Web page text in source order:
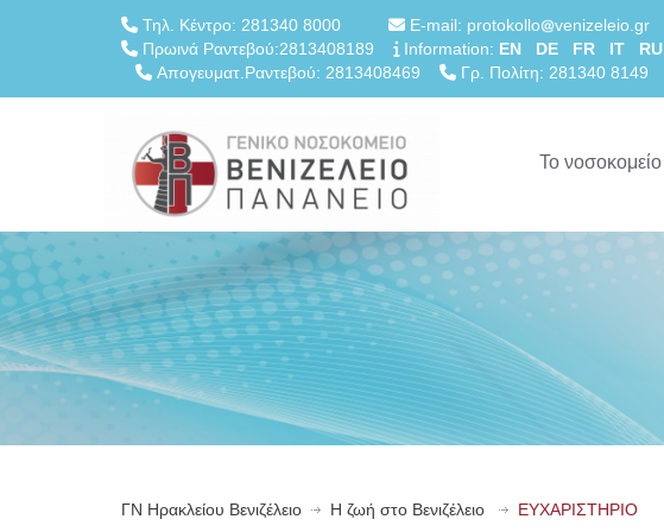
Τηλ. Κέντρο: 281340 8000 E-mail: protokollo
venizeleio.gr
Πρωινά Ραντεβού:2813408189
Information: EN DE FR IT
RU
Απογευματ.Ραντεβού: 2813408469
Γρ. Πολίτη: 281340 8149
Το νοσοκομείο
ΓN Ηρακλείου Βενιζέλειο Η ζωή στο Βενιζέλειο ΕΥΧΑΡΙΣΤΗΡΙΟ